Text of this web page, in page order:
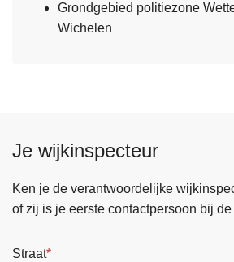
Grondgebied politiezone
Wichelen
Je wijkinspecteur
Ken je de verantwoordelijke
of zij is je eerste contactpersoon bij
Straat